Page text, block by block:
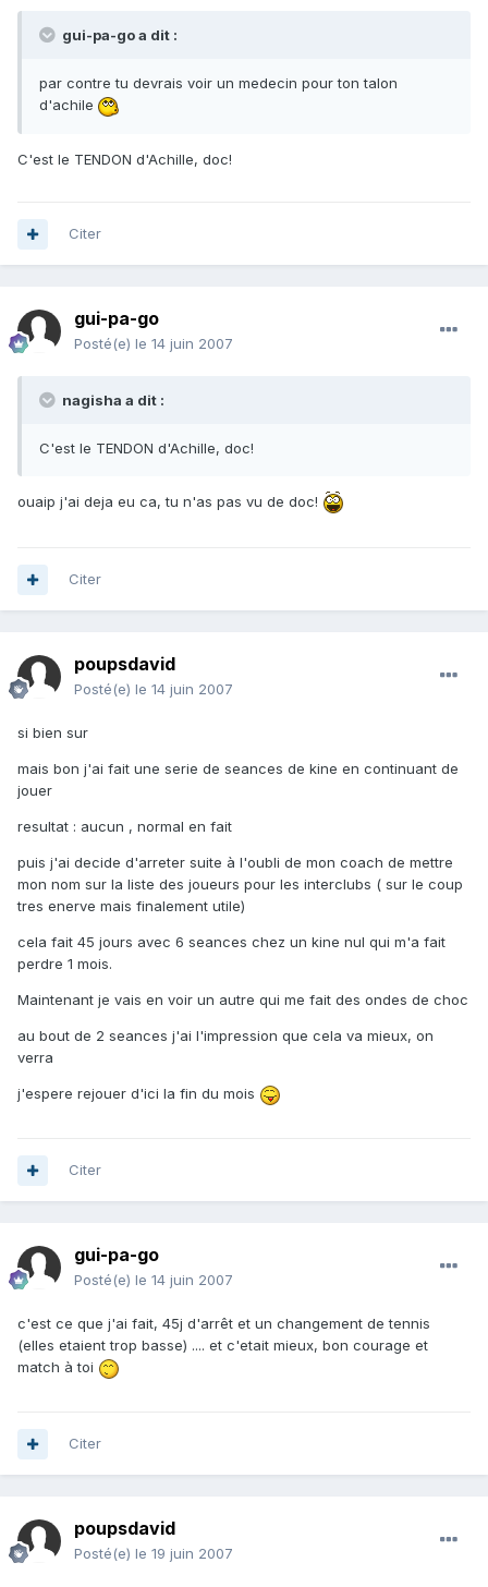
gui-pa-go a dit :
par contre tu devrais voir un medecin pour ton talon
d'achile
C'est le TENDON d'Achille, doc!
Citer
gui-pa-go
Posté(e) le 14 juin 2007
nagisha a dit :
C'est le TENDON d'Achille, doc!
ouaip j'ai deja eu ca, tu n'as pas vu de doc!
Citer
poupsdavid
Posté(e) le 14 juin 2007
si bien sur
mais bon j'ai fait une serie de seances de kine en continuant de
jouer
resultat : aucun , normal en fait
puis j'ai decide d'arreter suite à l'oubli de mon coach de mettre
mon nom sur la liste des joueurs pour les interclubs ( sur le coup
tres enerve mais finalement utile)
cela fait 45 jours avec 6 seances chez un kine nul qui m'a fait
perdre 1 mois.
Maintenant je vais en voir un autre qui me fait des ondes de choc
au bout de 2 seances j'ai l'impression que cela va mieux, on
verra
j'espere rejouer d'ici la fin du mois
Citer
gui-pa-go
Posté(e) le 14 juin 2007
c'est ce que j'ai fait, 45j d'arrêt et un changement de tennis
(elles etaient trop basse) .... et c'etait mieux, bon courage et
match à toi
Citer
poupsdavid
Posté(e) le 19 juin 2007